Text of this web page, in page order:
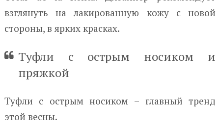
взглянуть на лакированную кожу с новой
стороны, в ярких красках.
Туфли с острым носиком и
пряжкой
Туфли с острым носиком – главный тренд
этой весны.